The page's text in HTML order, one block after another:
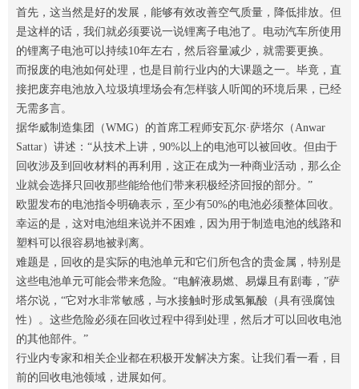
首先，这当然是好的发展，能够有效改善空气质量，降低排放。但
是这样的话，我们就必须要说一说锂离子电池了。电动汽车所使用
的锂离子电池可以持续10年左右，然后容量减少，就需要更换。
而报废的电池如何处理，也是目前行业内的大课题之一。毕竟，直
接把废弃电池放入垃圾填埋场会有怎样骇人听闻的环境后果，已经
无需多言。
据华威制造集团（WMG）的首席工程师安瓦尔·萨塔尔（Anwar
Sattar）讲述：“从技术上讲，90%以上的电池可以被回收。但由于
回收涉及到回收材料的再利用，这正在成为一种商业活动，那么企
业就会选择只回收那些能给他们带来积极经济回报的部分。”
欧盟发布的电池指令明确表示，至少有50%的电池必须整体回收。
幸运的是，这对电池组来说并不困难，因为用于制造电池的线路和
塑料可以很容易地被剥离。
难题是，回收的是实际的电池单元和它们所包含的贵金属，特别是
这些电池单元可能会带来危险。“电解液易燃、易爆且有剧毒，”萨
塔尔说，“它对水非常敏感，与水接触时形成氢氟酸（具有强腐蚀
性）。这些危险必须在回收过程中得到处理，然后才可以回收电池
的其他部件。”
行业内专家和相关企业都在积极开发解决方案。让我们看一看，目
前的回收电池领域，进展如何。